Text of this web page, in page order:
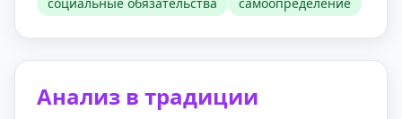
Анализ в традиции